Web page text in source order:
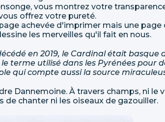
vous montrez votre
offrez votre pureté.
achevée d'imprimer mais une page
les merveilles qu'il fait en nous.
en 2019, le Cardinal était basque
terme utilisé dans les Pyrénées pour
qui compte aussi la source
Dannemoine. À travers champs, ni le
de chanter ni les oiseaux de gazouiller.